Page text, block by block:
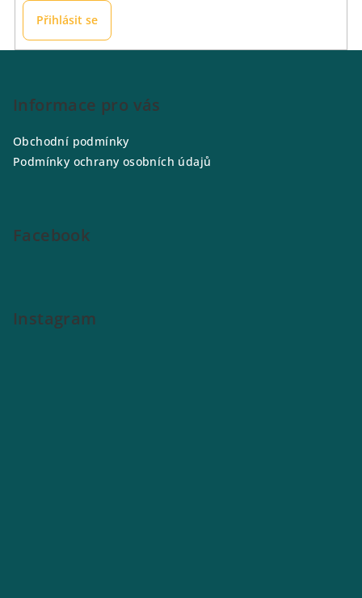
Přihlásit se
Informace pro vás
Obchodní podmínky
Podmínky ochrany osobních údajů
Facebook
Instagram